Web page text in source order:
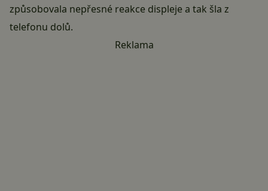
způsobovala nepřesné reakce displeje a tak šla z
telefonu dolů.
Reklama